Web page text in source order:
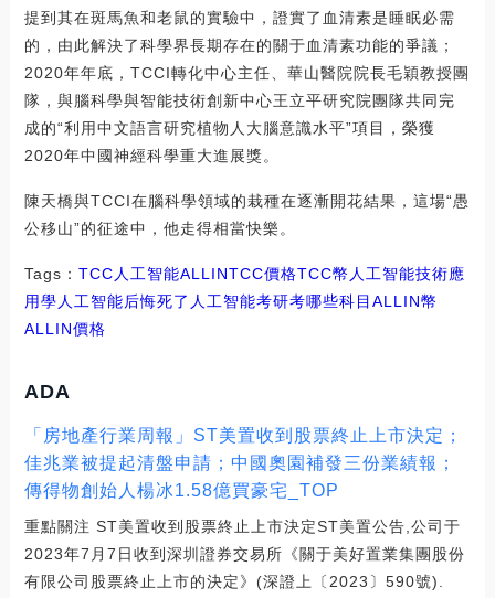
提到其在斑馬魚和老鼠的實驗中，證實了血清素是睡眠必需
的，由此解決了科學界長期存在的關于血清素功能的爭議；
2020年年底，TCCI轉化中心主任、華山醫院院長毛穎教授團
隊，與腦科學與智能技術創新中心王立平研究院團隊共同完
成的“利用中文語言研究植物人大腦意識水平”項目，榮獲
2020年中國神經科學重大進展獎。
陳天橋與TCCI在腦科學領域的栽種在逐漸開花結果，這場“愚
公移山”的征途中，他走得相當快樂。
Tags： TCC 人工智能ALLINTCC價格TCC幣人工智能技術應
用學人工智能后悔死了 人工智能考研考哪些科目ALLIN幣
ALLIN價格
ADA
「房地產行業周報」ST美置收到股票終止上市決定；
佳兆業被提起清盤申請；中國奧園補發三份業績報；
傳得物創始人楊冰1.58億買豪宅_TOP
重點關注 ST美置收到股票終止上市決定ST美置公告,公司于
2023年7月7日收到深圳證券交易所《關于美好置業集團股份
有限公司股票終止上市的決定》(深證上〔2023〕590號).